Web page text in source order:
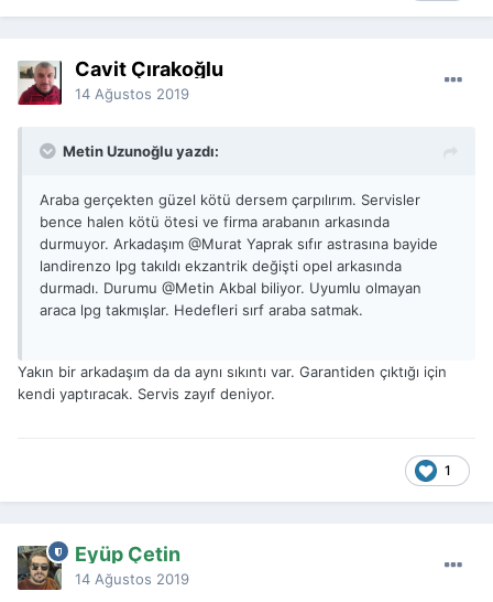
Cavit Çırakoğlu
14 Ağustos 2019
Metin Uzunoğlu yazdı:
Araba gerçekten güzel kötü dersem çarpılırım. Servisler
bence halen kötü ötesi ve firma arabanın arkasında
durmuyor. Arkadaşım @Murat Yaprak sıfır astrasına bayide
landirenzo lpg takıldı ekzantrik değişti opel arkasında
durmadı. Durumu @Metin Akbal biliyor. Uyumlu olmayan
araca lpg takmışlar. Hedefleri sırf araba satmak.
Yakın bir arkadaşım da da aynı sıkıntı var. Garantiden çıktığı için
kendi yaptıracak. Servis zayıf deniyor.
1
Eyüp Çetin
14 Ağustos 2019